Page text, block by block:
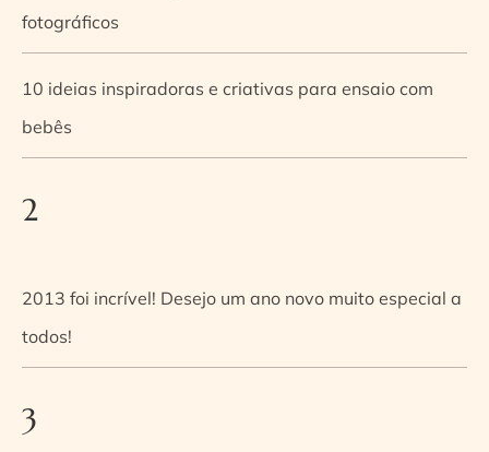
fotográficos
10 ideias inspiradoras e criativas para ensaio com
bebês
2
2013 foi incrível! Desejo um ano novo muito especial a
todos!
3